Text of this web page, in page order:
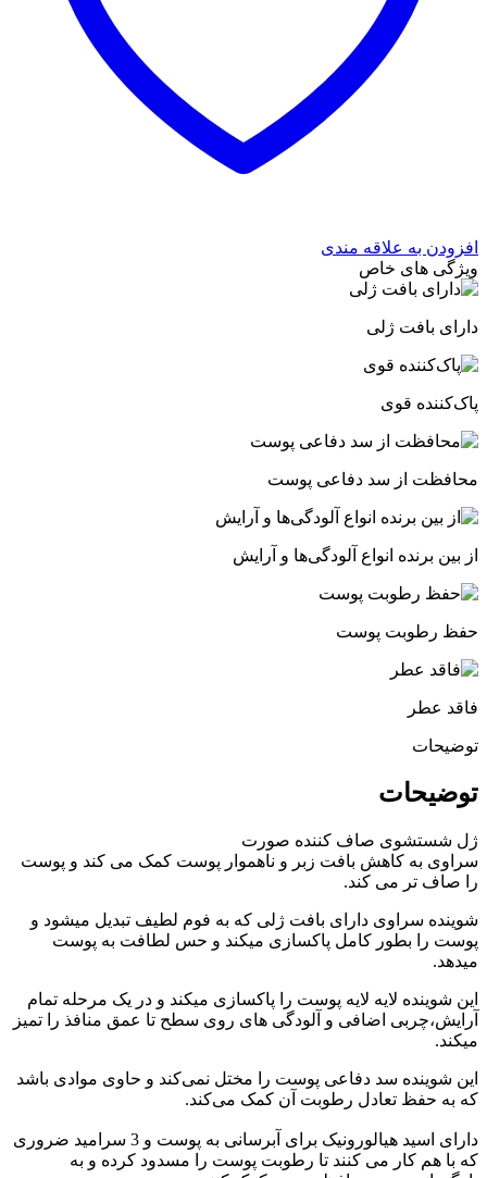
افزودن به علاقه مندی
ویژگی های خاص
دارای بافت ژلی
پاک‌کننده‌ قوی
محافظت از سد دفاعی پوست
از بین برنده انواع آلودگی‌ها و آرایش
حفظ رطوبت پوست
فاقد عطر
توضیحات
توضیحات
ژل شستشوی صاف کننده صورت
سراوی به کاهش بافت زبر و ناهموار پوست کمک می کند و پوست
را صاف تر می کند.
شوینده سراوی دارای بافت ژلی که به فوم لطیف تبدیل میشود و
پوست را بطور کامل پاکسازی میکند و حس لطافت به پوست
میدهد.
این شوینده لایه لایه پوست را پاکسازی میکند و در یک مرحله تمام
آرایش،چربی اضافی و آلودگی های روی سطح تا عمق منافذ را تمیز
میکند.
این شوینده سد دفاعی پوست را مختل نمی‌کند‌ و حاوی موادی باشد
که به حفظ تعادل رطوبت آن کمک می‌کند.
دارای اسید هیالورونیک برای آبرسانی به پوست و 3 سرامید ضروری
که با هم کار می کنند تا رطوبت پوست را مسدود کرده و به